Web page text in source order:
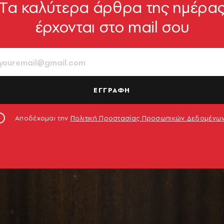
καλύτερα άρθρα της
έρχονται στο mail σου
ΕΓΓΡΑΦΗ
Αποδέχομαι την Πολιτική Προστασίας Προσωπικών